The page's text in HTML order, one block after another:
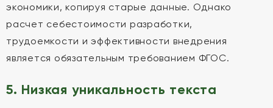
экономики, копируя старые данные. Однако
расчет себестоимости разработки,
трудоемкости и эффективности внедрения
является обязательным требованием ФГОС.
5. Низкая уникальность текста